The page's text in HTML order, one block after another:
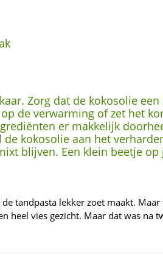
Zorg dat de kokosolie een
de verwarming of zet het
er makkelijk
kokosolie aan het
blijven. Een klein beetje op
tandpasta lekker zoet maakt.
heel vies gezicht. Maar dat was na